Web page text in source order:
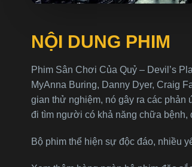
NỘI DUNG PHIM
Phim Sân Chơi Của Quỷ – Devil’s
MyAnna Buring, Danny Dyer, Craig
gian thử nghiệm, nó gây ra các phản
đi tìm người có khả năng chữa
Bộ phim thể hiện sự độc đáo, nhiều